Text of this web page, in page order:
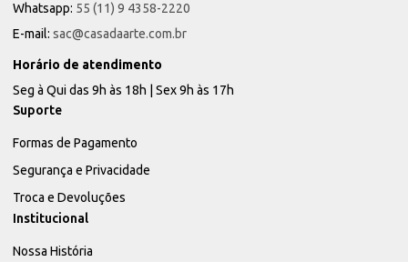
Whatsapp: 55 (11) 9 4358-2220
E-mail: sac@casadaarte.com.br
Horário de atendimento
Seg à Qui das 9h às 18h | Sex 9h às 17h
Suporte
Formas de Pagamento
Segurança e Privacidade
Troca e Devoluções
Institucional
Nossa História